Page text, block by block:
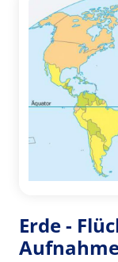
Erde -